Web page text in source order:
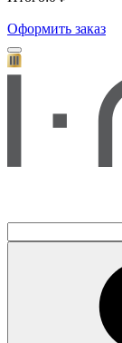
Оформить заказ